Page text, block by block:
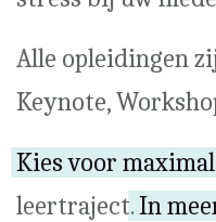
Alle opleidingen
Keynote,
Kies voor
leertraject.In